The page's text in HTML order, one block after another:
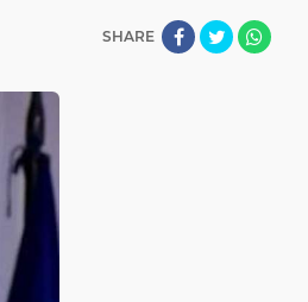
SHARE